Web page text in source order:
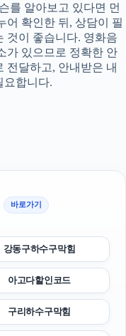
를 알아보고 있다면 먼
어 확인한 뒤, 상담이 필
것이 좋습니다. 영화음
가 있으므로 정확한 안
전달하고, 안내받은 내
요합니다.
바로가기
강동구하수구막힘
아고다할인코드
구리하수구막힘